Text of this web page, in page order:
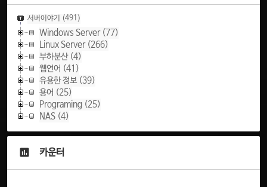
서버이야기 (491)
Windows Server(77)
Linux Server(266)
부하분산(4)
웹언어 (41)
유용한 정보(39)
용어 (25)
Programing (25)
NAS (4)
카운터